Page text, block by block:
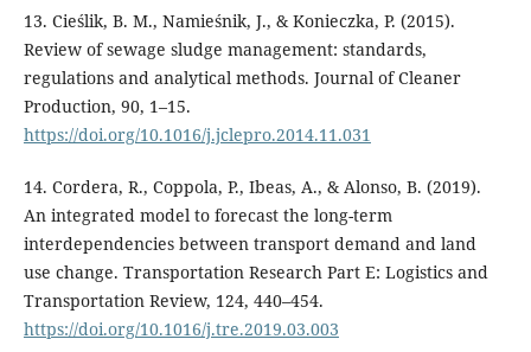
13. Cieślik, B. M., Namieśnik, J., & Konieczka, P. (2015).
Review of sewage sludge management: standards,
regulations and analytical methods. Journal of Cleaner
Production, 90, 1–15.
https://doi.org/10.1016/j.jclepro.2014.11.031
14. Cordera, R., Coppola, P., Ibeas, A., & Alonso, B. (2019).
An integrated model to forecast the long-term
interdependencies between transport demand and land
use change. Transportation Research Part E: Logistics and
Transportation Review, 124, 440–454.
https://doi.org/10.1016/j.tre.2019.03.003